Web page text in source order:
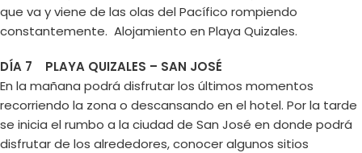
que va y viene de las olas del Pacífico rompiendo
constantemente. Alojamiento en Playa Quizales.
DÍA 7 PLAYA QUIZALES – SAN JOSÉ
En la mañana podrá disfrutar los últimos momentos
recorriendo la zona o descansando en el hotel. Por la tarde
se inicia el rumbo a la ciudad de San José en donde podrá
disfrutar de los alrededores, conocer algunos sitios